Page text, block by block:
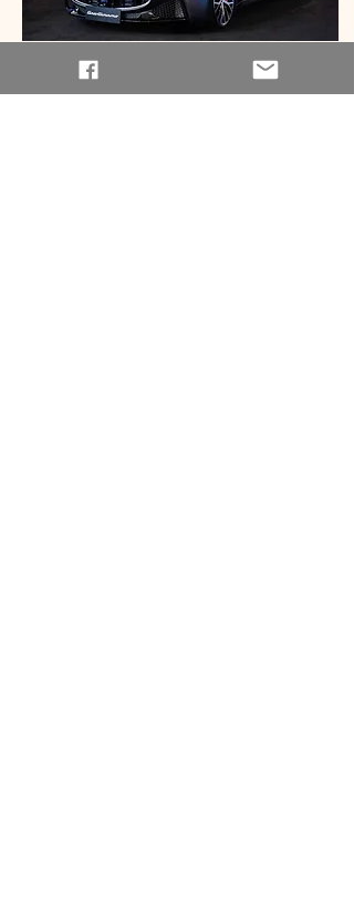
車室設計上，GranTurismo Modena的真皮座
椅皮革紋路，靈感源自於米開朗基羅在羅馬卡